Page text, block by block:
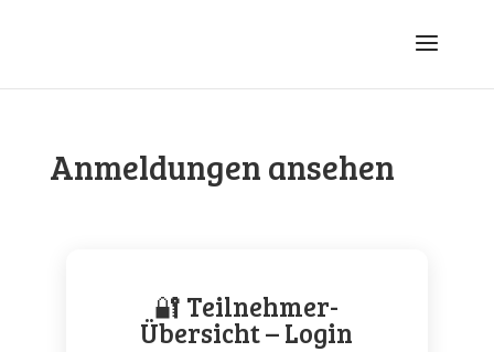
Anmeldungen ansehen
🔐 Teilnehmer-
Übersicht – Login